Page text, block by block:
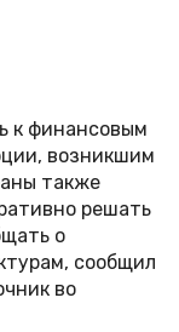
к финансовым
возникшим
также
решать
о
сообщил
во